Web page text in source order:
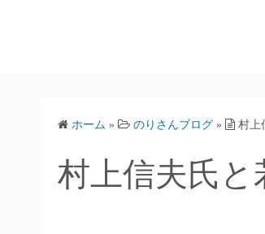
ホーム » のりさんブログ » 村上
村上信夫氏と